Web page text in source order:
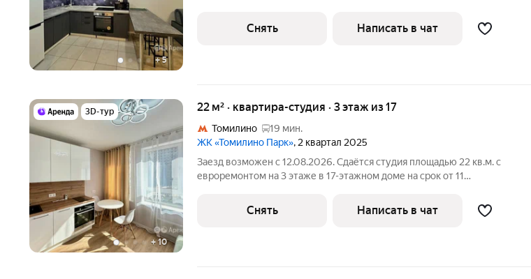
+5
Посудомоечная машина Кондиционер Микроволновка Дом -
панельный. В
Снять Написать в чат
3D-тур
+10
22 м² · квартира-студия · 3 этаж из 17
Томилино
19 мин.
ЖК «Томилино Парк», 2 квартал 2025
Заезд возможен с 12.08.2026. Сдаётся студия площадью 22 кв.м. с
евроремонтом на 3 этаже в 17-этажном доме на срок от 11
Холодильник Посудомоечная машина Кондиционер Дом -
панельный, окна
Снять Написать в чат